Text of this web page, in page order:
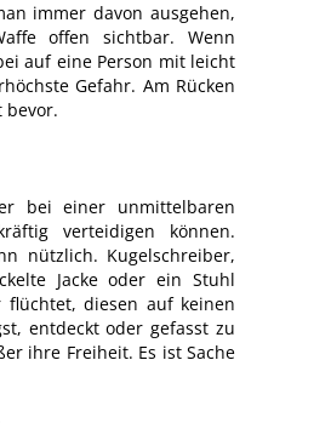
immer davon ausgehen,
offen sichtbar. Wenn
auf eine Person mit leicht
Gefahr. Am Rücken
bevor.
bei einer unmittelbaren
verteidigen können.
nützlich. Kugelschreiber,
Jacke oder ein Stuhl
flüchtet, diesen auf keinen
entdeckt oder gefasst zu
ihre Freiheit. Es ist Sache